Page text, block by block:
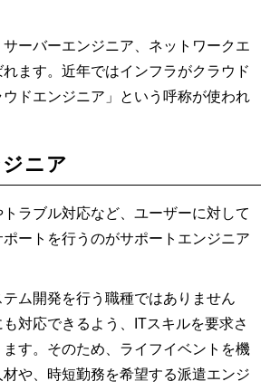
ーバーエンジニア、ネットワークエ
ます。近年ではインフラがクラウド
ドエンジニア」という呼称が使われ
ニア
ラブル対応など、ユーザーに対して
ートを行うのがサポートエンジニア
ム開発を行う職種ではありません
対応できるよう、ITスキルを要求さ
す。そのため、ライフイベントを機
や、時短勤務を希望する派遣エンジ